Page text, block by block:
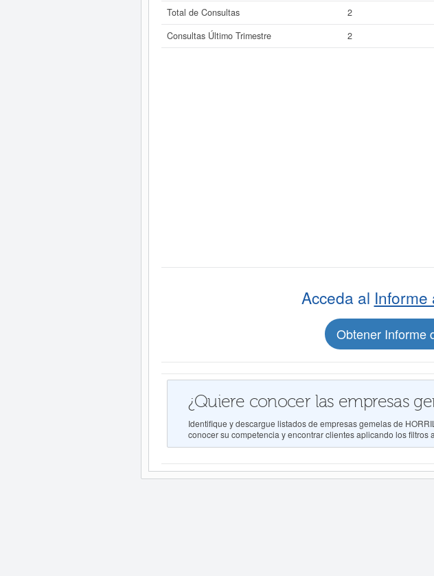
Total de Consultas
2
Consultas Último Trimestre
2
Acceda al Informe
Obtener Informe
¿Quiere conocer las empresas
Identifique y descargue listados de empresas gemelas de
conocer su competencia y encontrar clientes aplicando los filtros